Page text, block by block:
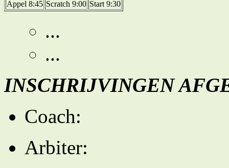
Appel 8:45 Scratch 9:00 Start 9:30
...
...
INSCHRIJVINGEN
Coach:
Arbiter: